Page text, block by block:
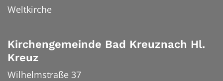
Weltkirche
Kirchengemeinde Bad Kreuznach Hl.
Kreuz
Wilhelmstraße 37